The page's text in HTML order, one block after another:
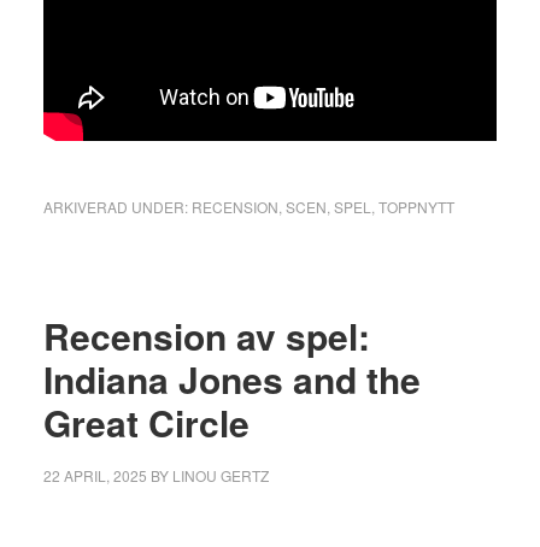
ARKIVERAD UNDER: RECENSION SCEN SPEL TOPPNYTT
Recension av spel:
Indiana Jones and the
Great Circle
22 APRIL, 2025 BY LINOU GERTZ